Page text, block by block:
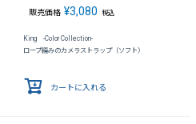
販売価格 ¥3,080 税込
King -Color Collection-
ロープ編みのカメラストラップ（ソフト）
カートに入れる